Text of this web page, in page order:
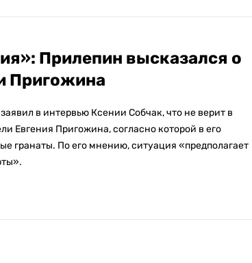
Прилепин высказался о
Пригожина
в интервью Ксении Собчак, что не верит в
Евгения Пригожина, согласно которой в его
гранаты. По его мнению, ситуация «предполагает